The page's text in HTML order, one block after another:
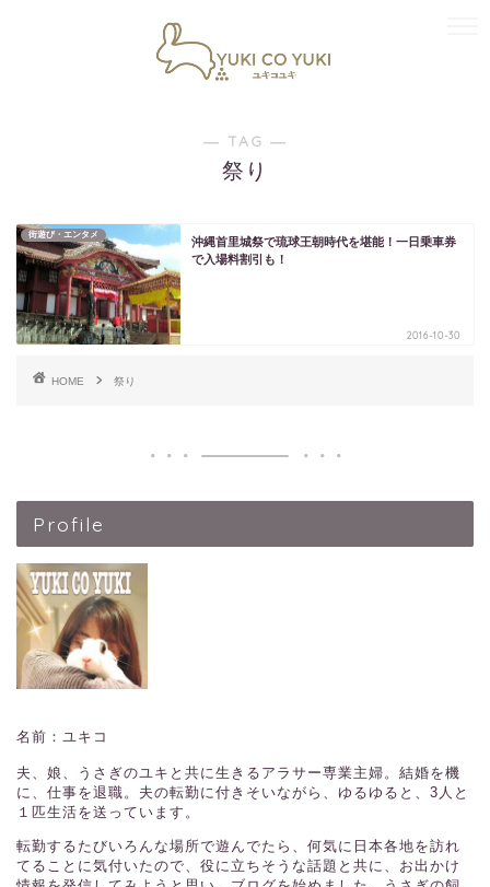
― TAG ―
祭り
街遊び・エンタメ
沖縄首里城祭で琉球王朝時代を堪能！一日乗車券
で入場料割引も！
2016-10-30
HOME 祭り
Profile
名前：ユキコ
夫、娘、うさぎのユキと共に生きるアラサー専業主婦。結婚を機
に、仕事を退職。夫の転勤に付きそいながら、ゆるゆると、3人と
１匹生活を送っています。
転勤するたびいろんな場所で遊んでたら、何気に日本各地を訪れ
てることに気付いたので、役に立ちそうな話題と共に、お出かけ